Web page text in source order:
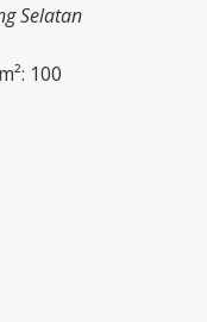
Selatan
m²: 100